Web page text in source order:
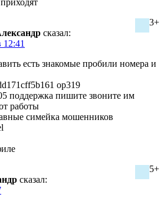
3+
сказал:
12:41
есть знакомые пробили номера и
op319
поддержка пишите звоните им
работы
симейка мошенников
5+
сказал: